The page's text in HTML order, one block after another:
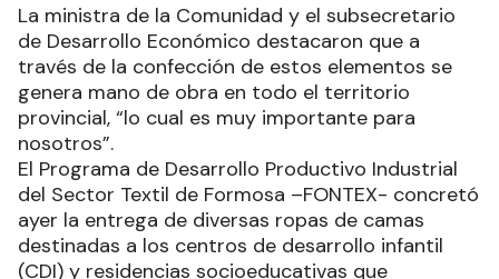
La ministra de la Comunidad y el subsecretario
de Desarrollo Económico destacaron que a
través de la confección de estos elementos se
genera mano de obra en todo el territorio
provincial, “lo cual es muy importante para
nosotros”.
El Programa de Desarrollo Productivo Industrial
del Sector Textil de Formosa –FONTEX- concretó
ayer la entrega de diversas ropas de camas
destinadas a los centros de desarrollo infantil
(CDI) y residencias socioeducativas que